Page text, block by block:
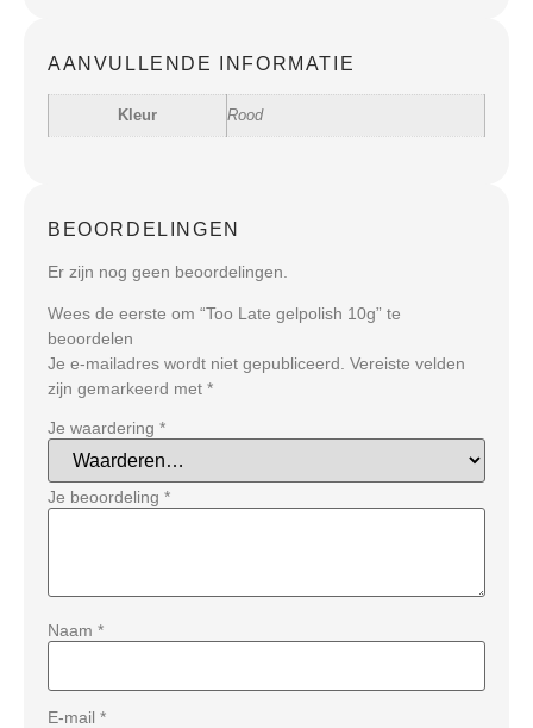
AANVULLENDE INFORMATIE
Kleur Rood
BEOORDELINGEN
Er zijn nog geen beoordelingen.
Wees de eerste om “Too Late gelpolish 10g” te
beoordelen
Je e-mailadres wordt niet gepubliceerd. Vereiste velden
zijn gemarkeerd met *
Je waardering *
Je beoordeling *
Naam *
E-mail *